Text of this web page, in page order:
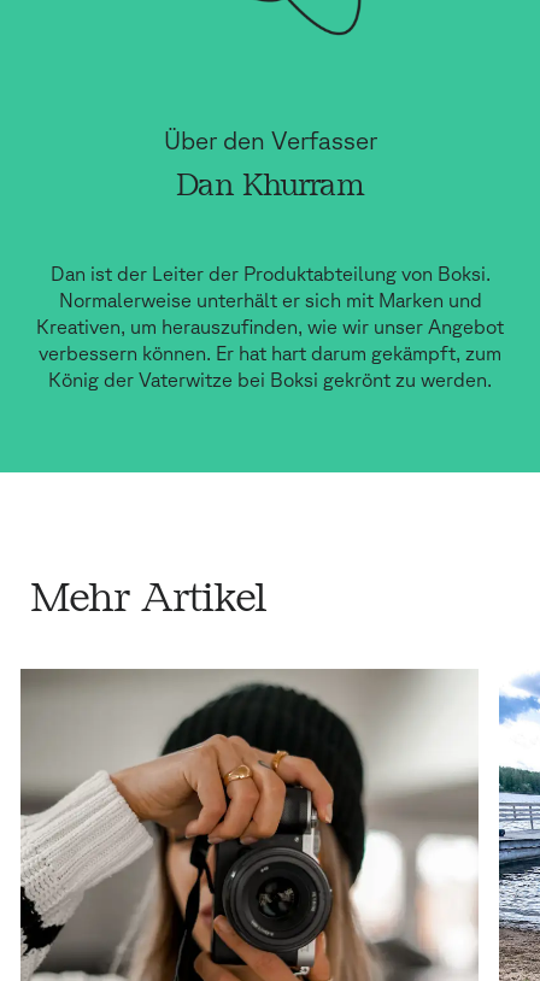
Über den Verfasser
Dan Khurram
Dan ist der Leiter der Produktabteilung von Boksi.
Normalerweise unterhält er sich mit Marken und
Kreativen, um herauszufinden, wie wir unser Angebot
verbessern können. Er hat hart darum gekämpft, zum
König der Vaterwitze bei Boksi gekrönt zu werden.
Mehr Artikel